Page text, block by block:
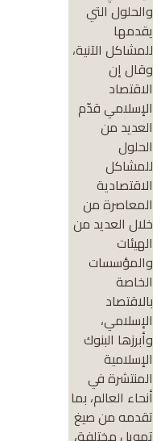
والحلول التي
يقدمها
للمشاكل الآنية،
وقال إن
الاقتصاد
الإسلامي قدّم
العديد من
الحلول
للمشاكل
الاقتصادية
المعاصرة من
خلال العديد من
الهيئات
والمؤسسات
الخاصة
بالاقتصاد
الإسلامي،
وأبرزها البنوك
الإسلامية
المنتشرة في
أنحاء العالم، بما
تقدمه من صيغ
تمويل مختلفة،